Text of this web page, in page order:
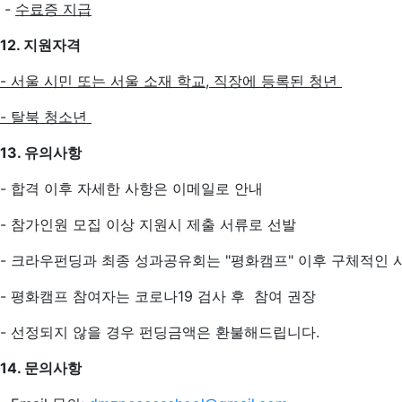
- 수료증 지급
12. 지원자격
- 서울 시민 또는 서울 소재 학교, 직장에 등록된 청년
- 탈북 청소년
13. 유의사항
- 합격 이후 자세한 사항은 이메일로 안내
- 참가인원 모집 이상 지원시 제출 서류로 선발
- 크라우펀딩과 최종 성과공유회는 "평화캠프" 이후 구체적인
- 평화캠프 참여자는 코로나19 검사 후 참여 권장
- 선정되지 않을 경우 펀딩금액은 환불해드립니다.
14. 문의사항